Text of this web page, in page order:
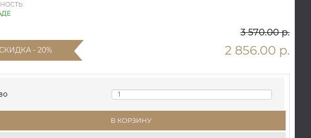
3 570.00 р.
- 20% 2 856.00 р.
В КОРЗИНУ